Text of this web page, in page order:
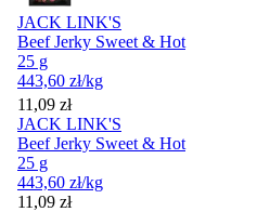
JACK LINK'S
Beef Jerky Sweet & Hot
25 g
443,60 zł/kg
Cena
11,09 zł
JACK LINK'S
Beef Jerky Sweet & Hot
25 g
443,60 zł/kg
Cena
11,09 zł